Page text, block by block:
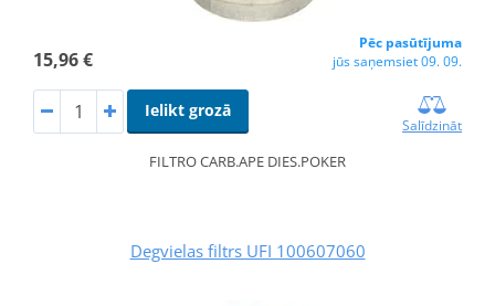
15,96 €
Pēc pasūtījuma
jūs saņemsiet 09. 09.
Ielikt grozā
Salīdzināt
FILTRO CARB.APE DIES.POKER
Degvielas filtrs UFI 100607060